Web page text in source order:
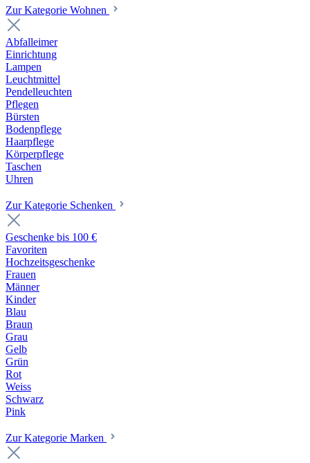
Zur Kategorie Wohnen
Abfalleimer
Einrichtung
Lampen
Leuchtmittel
Pendelleuchten
Pflegen
Bürsten
Bodenpflege
Haarpflege
Körperpflege
Taschen
Uhren
Zur Kategorie Schenken
Geschenke bis 100 €
Favoriten
Hochzeitsgeschenke
Frauen
Männer
Kinder
Blau
Braun
Grau
Gelb
Grün
Rot
Weiss
Schwarz
Pink
Zur Kategorie Marken